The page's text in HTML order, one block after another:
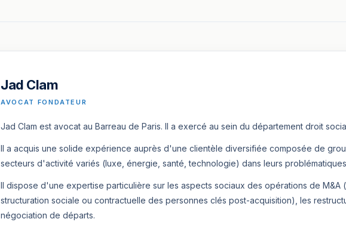
Jad Clam
AVOCAT FONDATEUR
Jad Clam est avocat au Barreau de Paris. Il a exercé au sein du département droit
Il a acquis une solide expérience auprès d'une clientèle diversifiée composée de
secteurs d'activité variés (luxe, énergie, santé, technologie) dans leurs
Il dispose d'une expertise particulière sur les aspects sociaux des opérations de M&A
structuration sociale ou contractuelle des personnes clés post-acquisition), les
négociation de départs.